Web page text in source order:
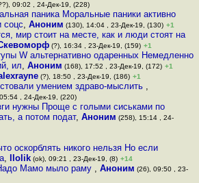
09:02 , 24-Дек-19, (228)
паника Моральные паники активно
, Аноним (130), 14:04 , 23-Дек-19, (130) +1
мир стоит на месте, как и люди стоят на
(?), 16:34 , 23-Дек-19, (159) +1
W альтернативно одаренных Немедленно
ил, Аноним (168), 17:52 , 23-Дек-19, (172) +1
(?), 18:50 , 23-Дек-19, (186) +1
умением здраво-мыслить ,
, 24-Дек-19, (220)
нужны Проще с голыми сиcьками по
а потом подат, Аноним (258), 15:14 , 24-
оскорблять никого нельзя Но если
, llolik (ok), 09:21 , 23-Дек-19, (8) +14
Мамо мыло раму , Аноним (26), 09:50 , 23-